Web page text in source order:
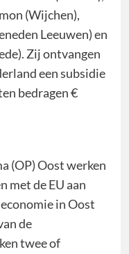
(Wijchen),
Leeuwen) en
Zij ontvangen
een subsidie
bedragen €
(OP) Oost werken
met de EU aan
in Oost
de
twee of